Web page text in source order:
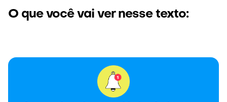
O que você vai ver nesse texto: